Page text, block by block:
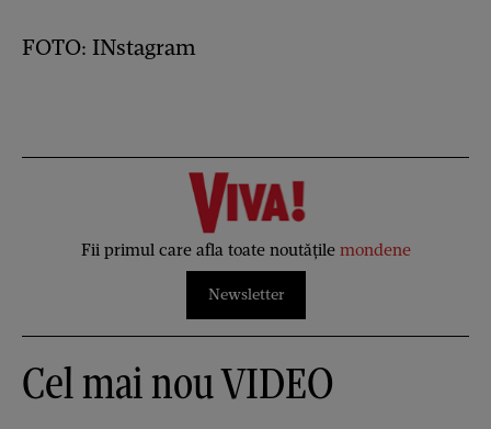
FOTO: INstagram
Fii primul care afla toate noutățile mondene
Newsletter
Cel mai nou VIDEO